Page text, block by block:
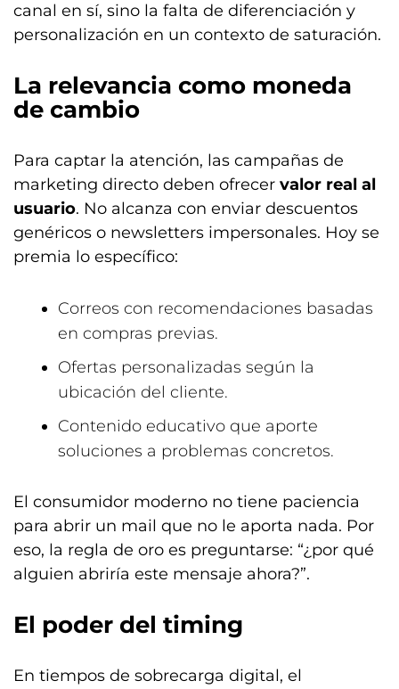
canal en sí, sino la falta de diferenciación y
personalización en un contexto de saturación.
La relevancia como moneda
de cambio
Para captar la atención, las campañas de
marketing directo deben ofrecer valor real al
usuario. No alcanza con enviar descuentos
genéricos o newsletters impersonales. Hoy se
premia lo específico:
Correos con recomendaciones basadas
en compras previas.
Ofertas personalizadas según la
ubicación del cliente.
Contenido educativo que aporte
soluciones a problemas concretos.
El consumidor moderno no tiene paciencia
para abrir un mail que no le aporta nada. Por
eso, la regla de oro es preguntarse: “¿por qué
alguien abriría este mensaje ahora?”.
El poder del timing
En tiempos de sobrecarga digital, el